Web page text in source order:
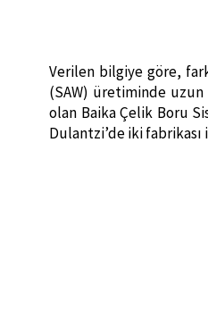
Verilen bilgiye göre,
(SAW) üretiminde
olan Baika Çelik Boru
Dulantzi’de iki